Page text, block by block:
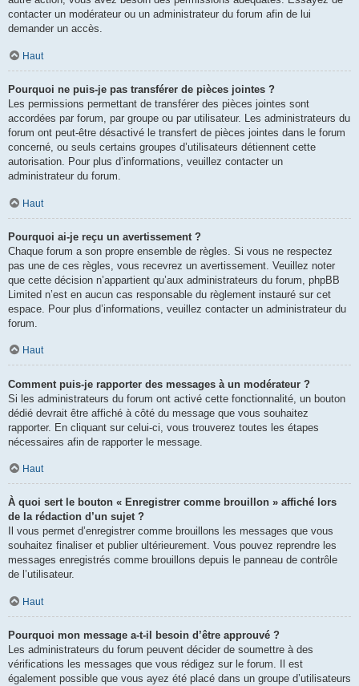
contacter un modérateur ou un administrateur du forum afin de lui
demander un accès.
Haut
Pourquoi ne puis-je pas transférer de pièces jointes ?
Les permissions permettant de transférer des pièces jointes sont
accordées par forum, par groupe ou par utilisateur. Les administrateurs du
forum ont peut-être désactivé le transfert de pièces jointes dans le forum
concerné, ou seuls certains groupes d’utilisateurs détiennent cette
autorisation. Pour plus d’informations, veuillez contacter un
administrateur du forum.
Haut
Pourquoi ai-je reçu un avertissement ?
Chaque forum a son propre ensemble de règles. Si vous ne respectez
pas une de ces règles, vous recevrez un avertissement. Veuillez noter
que cette décision n’appartient qu’aux administrateurs du forum, phpBB
Limited n’est en aucun cas responsable du règlement instauré sur cet
espace. Pour plus d’informations, veuillez contacter un administrateur du
forum.
Haut
Comment puis-je rapporter des messages à un modérateur ?
Si les administrateurs du forum ont activé cette fonctionnalité, un bouton
dédié devrait être affiché à côté du message que vous souhaitez
rapporter. En cliquant sur celui-ci, vous trouverez toutes les étapes
nécessaires afin de rapporter le message.
Haut
À quoi sert le bouton « Enregistrer comme brouillon » affiché lors
de la rédaction d’un sujet ?
Il vous permet d’enregistrer comme brouillons les messages que vous
souhaitez finaliser et publier ultérieurement. Vous pouvez reprendre les
messages enregistrés comme brouillons depuis le panneau de contrôle
de l’utilisateur.
Haut
Pourquoi mon message a-t-il besoin d’être approuvé ?
Les administrateurs du forum peuvent décider de soumettre à des
vérifications les messages que vous rédigez sur le forum. Il est
également possible que vous ayez été placé dans un groupe d’utilisateurs